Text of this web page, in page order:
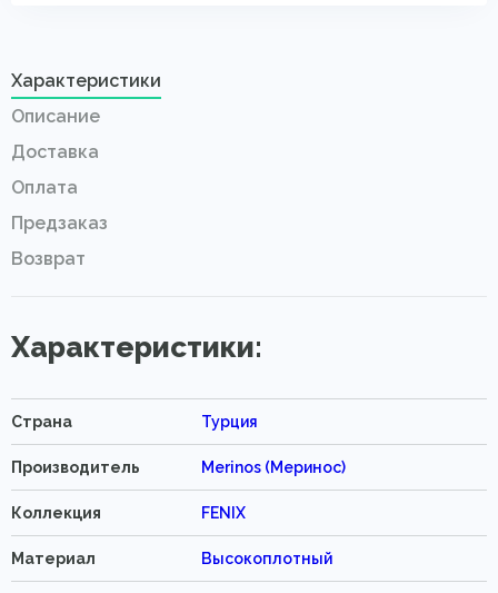
Характеристики
Описание
Доставка
Оплата
Предзаказ
Возврат
Характеристики:
Страна Турция
Производитель Merinos (Меринос)
Коллекция FENIX
Материал Высокоплотный